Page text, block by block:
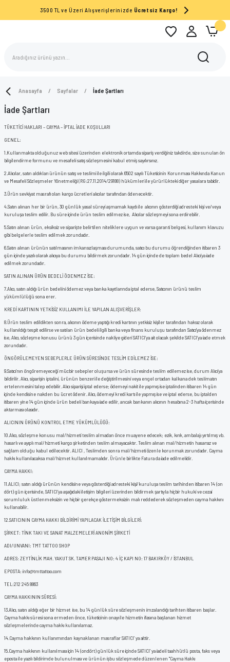
3500 TL ve Üzeri Alışverişlerinizde Ücretsiz Kargo!
Anasayfa Sayfalar İade Şartları
İade Şartları
TÜKETİCİ HAKLARI – CAYMA – İPTAL İADE KOŞULLARI
GENEL:
1. Kullanmakta olduğunuz web sitesi üzerinden elektronik ortamda sipariş verdiğiniz takdirde, size sunulan ön
bilgilendirme formunu ve mesafeli satış sözleşmesini kabul etmiş sayılırsınız.
2. Alıcılar, satın aldıkları ürünün satış ve teslimi ile ilgili olarak 6502 sayılı Tüketicinin Korunması Hakkında Kanun
ve Mesafeli Sözleşmeler Yönetmeliği (RG:27.11.2014/29188) hükümleri ile yürürlükteki diğer yasalara tabidir.
3. Ürün sevkiyat masrafı olan kargo ücretleri alıcılar tarafından ödenecektir.
4.Satın alınan her bir ürün, 30 günlük yasal süreyi aşmamak kaydı ile alıcının gösterdiği adresteki kişi ve/veya
kuruluşa teslim edilir. Bu süre içinde ürün teslim edilmez ise, Alıcılar sözleşmeyi sona erdirebilir.
5.Satın alınan ürün, eksiksiz ve siparişte belirtilen niteliklere uygun ve varsa garanti belgesi, kullanım klavuzu
gibi belgelerle teslim edilmek zorundadır.
6.Satın alınan ürünün satılmasının imkansızlaşması durumunda, satıcı bu durumu öğrendiğinden itibaren 3
gün içinde yazılı olarak alıcıya bu durumu bildirmek zorundadır. 14 gün içinde de toplam bedel Alıcı’ya iade
edilmek zorundadır.
SATIN ALINAN ÜRÜN BEDELİ ÖDENMEZ İSE:
7.Alıcı, satın aldığı ürün bedelini ödemez veya banka kayıtlarında iptal ederse, Satıcının ürünü teslim
yükümlülüğü sona erer.
KREDİ KARTININ YETKİSİZ KULLANIMI İLE YAPILAN ALIŞVERİŞLER:
8. Ürün teslim edildikten sonra, alıcının ödeme yaptığı kredi kartının yetkisiz kişiler tarafından haksız olarak
kullanıldığı tespit edilirse ve satılan ürün bedeli ilgili banka veya finans kuruluşu tarafından Satıcı'ya ödenmez
ise, Alıcı, sözleşme konusu ürünü 3 gün içerisinde nakliye gideri SATICI’ya ait olacak şekilde SATICI’ya iade etmek
zorundadır.
ÖNGÖRÜLEMEYEN SEBEPLERLE ÜRÜN SÜRESİNDE TESLİM EDİLEMEZ İSE:
9.Satıcı’nın öngöremeyeceği mücbir sebepler oluşursa ve ürün süresinde teslim edilemez ise, durum Alıcı’ya
bildirilir. Alıcı, siparişin iptalini, ürünün benzeri ile değiştirilmesini veya engel ortadan kalkana dek teslimatın
ertelenmesini talep edebilir. Alıcı siparişi iptal ederse; ödemeyi nakit ile yapmış ise iptalinden itibaren 14 gün
içinde kendisine nakden bu ücret ödenir. Alıcı, ödemeyi kredi kartı ile yapmış ise ve iptal ederse, bu iptalden
itibaren yine 14 gün içinde ürün bedeli bankaya iade edilir, ancak bankanın alıcının hesabına 2-3 hafta içerisinde
aktarması olasıdır.
ALICININ ÜRÜNÜ KONTROL ETME YÜKÜMLÜLÜĞÜ:
10. Alıcı, sözleşme konusu mal/hizmeti teslim almadan önce muayene edecek; ezik, kırık, ambalajı yırtılmış vb.
hasarlı ve ayıplı mal/hizmeti kargo şirketinden teslim almayacaktır. Teslim alınan mal/hizmetin hasarsız ve
sağlam olduğu kabul edilecektir. ALICI , Teslimden sonra mal/hizmeti özenle korunmak zorundadır. Cayma
hakkı kullanılacaksa mal/hizmet kullanılmamalıdır. Ürünle birlikte Fatura da iade edilmelidir.
CAYMA HAKKI:
11. ALICI; satın aldığı ürünün kendisine veya gösterdiği adresteki kişi/kuruluşa teslim tarihinden itibaren 14 (on
dört) gün içerisinde, SATICI’ya aşağıdaki iletişim bilgileri üzerinden bildirmek şartıyla hiçbir hukuki ve cezai
sorumluluk üstlenmeksizin ve hiçbir gerekçe göstermeksizin malı reddederek sözleşmeden cayma hakkını
kullanabilir.
12. SATICININ CAYMA HAKKI BİLDİRİMİ YAPILACAK İLETİŞİM BİLGİLERİ:
ŞİRKET: TİNK TAKI VE SANAT MALZEMELERİ ANONİM ŞİRKETİ
ADI/UNVANI: TMT TATTOO SHOP
ADRES: ZEYTİNLİK MAH. YAKUT SK. TAMER PASAJI NO: 4 İÇ KAPI NO: 17 BAKIRKÖY / İSTANBUL
EPOSTA: info@tmttattoo.com
TEL:212 245 8863
CAYMA HAKKININ SÜRESİ:
13.Alıcı, satın aldığı eğer bir hizmet ise, bu 14 günlük süre sözleşmenin imzalandığı tarihten itibaren başlar.
Cayma hakkı süresi sona ermeden önce, tüketicinin onayı ile hizmetin ifasına başlanan hizmet
sözleşmelerinde cayma hakkı kullanılamaz.
14. Cayma hakkının kullanımından kaynaklanan masraflar SATICI’ ya aittir.
15. Cayma hakkının kullanılması için 14 (ondört) günlük süre içinde SATICI' ya iadeli taahhütlü posta, faks veya
eposta ile yazılı bildirimde bulunulması ve ürünün işbu sözleşmede düzenlenen "Cayma Hakkı